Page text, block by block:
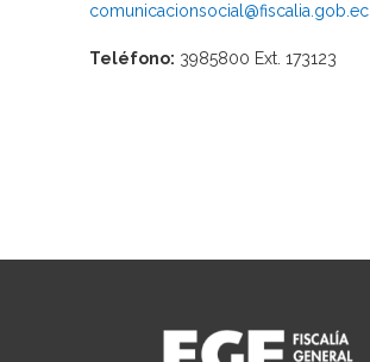
comunicacionsocial@fiscalia.gob.ec
Teléfono: 3985800 Ext. 173123